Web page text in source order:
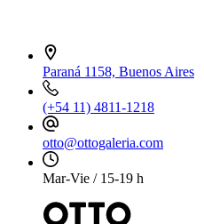
Paraná 1158, Buenos Aires
(+54 11) 4811-1218
otto@ottogaleria.com
Mar-Vie / 15-19 h